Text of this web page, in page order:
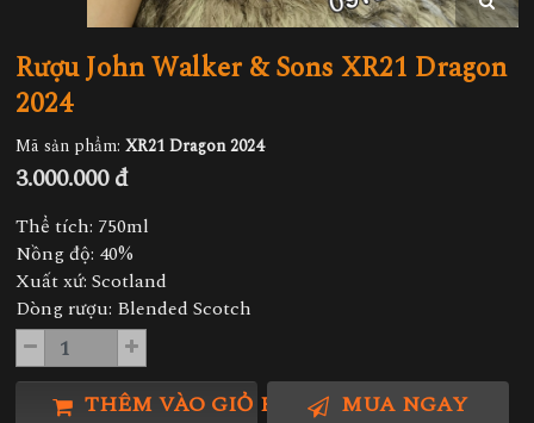
Rượu John Walker & Sons XR21 Dragon
2024
Mã sản phẩm: XR21 Dragon 2024
3.000.000 đ
Thể tích: 750ml
Nồng độ: 40%
Xuất xứ: Scotland
Dòng rượu: Blended Scotch
THÊM VÀO GIỎ HÀNG MUA NGAY